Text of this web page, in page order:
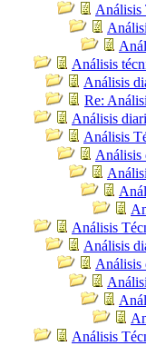
Análisis
Análisis
Análisis
Re:
Análisis
Análisis
Análisis
Análisis
Análisis
Análisis
Análisis